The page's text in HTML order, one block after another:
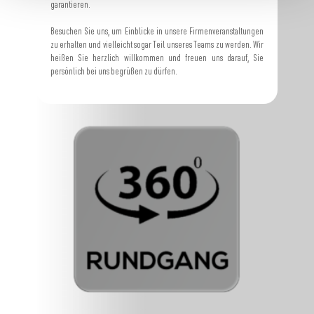
garantieren.
Besuchen Sie uns, um Einblicke in unsere Firmenveranstaltungen
zu erhalten und vielleicht sogar Teil unseres Teams zu werden. Wir
heißen Sie herzlich willkommen und freuen uns darauf, Sie
persönlich bei uns begrüßen zu dürfen.